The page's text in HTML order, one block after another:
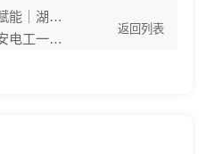
供应链整体解决方案
供应链协同发展新路径
返回列表